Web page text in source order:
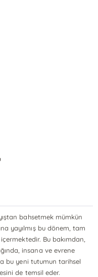
bahsetmek mümkün
yayılmış bu dönem, tam
Bu bakımdan,
insana ve evrene
bu yeni tutumun tarihsel
de temsil eder.